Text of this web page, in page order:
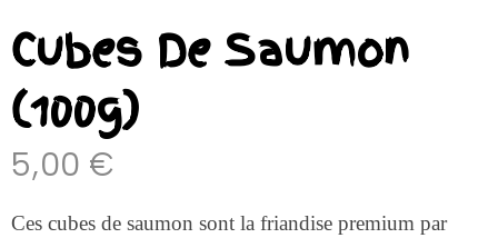
Cubes De Saumon
(100g)
5,00 €
Ces cubes de saumon sont la friandise premium par